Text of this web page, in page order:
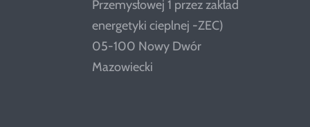
Przemysłowej 1 przez zakład
energetyki cieplnej -ZEC)
05-100 Nowy Dwór
Mazowiecki